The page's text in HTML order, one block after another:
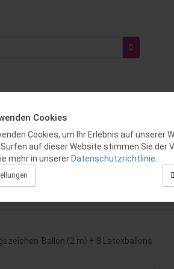
Cookies
Cookies, um Ihr Erlebnis auf unserer
auf dieser Website stimmen Sie der
mehr in unserer Datenschutzrichtlinie
Mit Heliumfüllung & Gewicht
mit